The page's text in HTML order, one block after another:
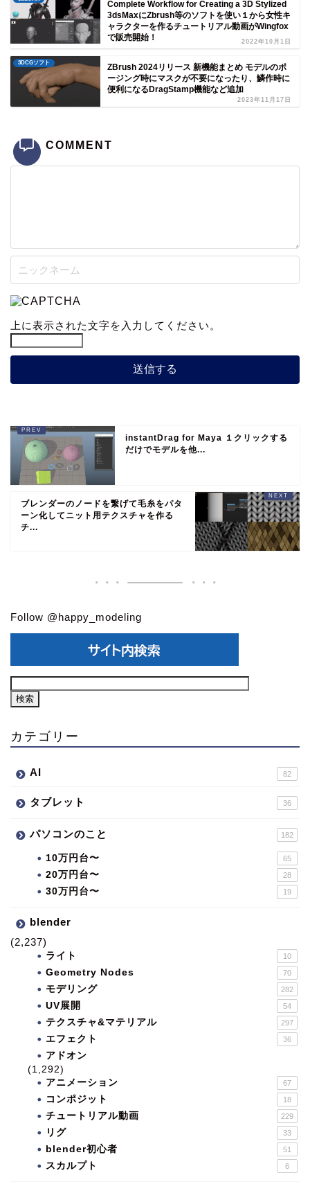
Complete Workflow for Creating a 3D Stylized
3dsMaxにZbrush等のソフトを使い１から女性キ
ャラクターを作るチュートリアル動画がWingfox
で販売開始！
2022年10月1日
3DCGソフト
ZBrush 2024リリース 新機能まとめ モデルのポ
ージング時にマスクが不要になったり、鱗作時に
便利になるDragStamp機能など追加
2023年11月17日
COMMENT
上に表示された文字を入力してください。
instantDrag for Maya １クリックする
だけでモデルを他...
ブレンダーのノードを繋げて毛糸をパタ
ーン化してニット用テクスチャを作る
チ...
Follow @happy_modeling
カテゴリー
AI 82
タブレット 36
パソコンのこと 182
10万円台〜 65
20万円台〜 28
30万円台〜 19
blender
(2,237)
ライト 10
Geometry Nodes 70
モデリング 282
UV展開 54
テクスチャ&マテリアル 297
エフェクト 36
アドオン
(1,292)
アニメーション
67
コンポジット 18
チュートリアル動画 229
リグ 33
blender初心者 51
スカルプト 6